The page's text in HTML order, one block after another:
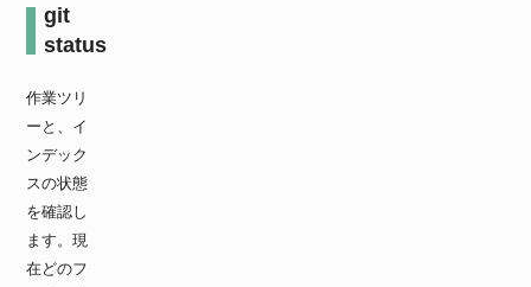
git
status
作業ツリ
ーと、イ
ンデック
スの状態
を確認し
ます。現
在どのフ